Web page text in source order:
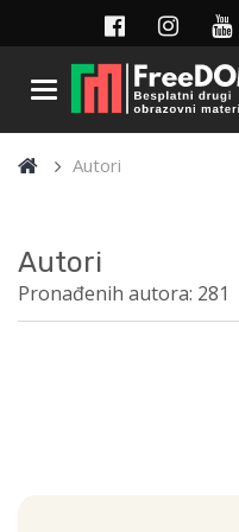
Autori
Autori
Pronađenih autora: 281